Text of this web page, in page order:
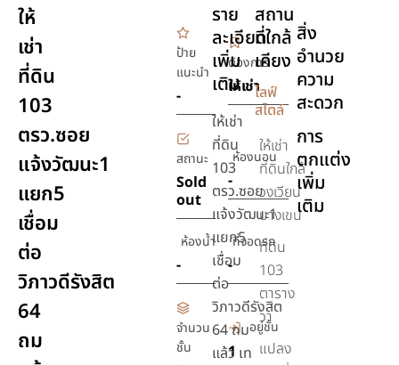
ให้
เช่า
ที่ดิน
103
ตรว.ซอย
แจ้งวัฒนะ1
แยก5
เชื่อม
ต่อ
วิภาวดีรังสิต
64
ถม
ป้าย
แนะนำ
-
ต้องการ
ให้เช่า
สถานะ
Sold
out
ห้องนอน
-
ห้องน้ำ
-
ที่จอดรถ
-
จำนวน
ชั้น
อยู่ชั้น
1
ราย
ละเอียด
เพิ่ม
เติม
ให้เช่า
ที่ดิน
103
ตรว.ซอย
แจ้งวัฒนะ1
แยก5
เชื่อม
ต่อ
วิภาวดีรังสิต
64 ถม
แล้ว เท
สถาน
ที่ใกล้
เคียง
ไลฟ์
สไตล์
ให้เช่า
ที่ดินใกล้
วงเวียน
บางเขน
ที่ดิน
103
ตาราง
วา
แปลง
สิ่ง
อำนวย
ความ
สะดวก
การ
ตกแต่ง
เพิ่ม
เติม